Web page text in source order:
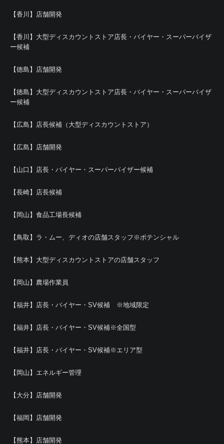
【香川】店舗開発
【香川】大型ディスカウントストア店長・バイヤー・スーパーバイザ
ー候補
【徳島】店舗開発
【徳島】大型ディスカウントストア店長・バイヤー・スーパーバイザ
ー候補
【広島】店長候補（大型ディスカウントストア）
【広島】店舗開発
【山口】店長・バイヤー・スーパーバイザー候補
【長崎】店長候補
【岡山】食品工場長候補
【鳥取】ラ・ムー、ディオの店舗スタッフ※ポテンシャル
【熊本】大型ディスカウントストアの店舗スタッフ
【岡山】農場作業員
【福井】店長・バイヤー・SV候補 ※地域限定
【福井】店長・バイヤー・SV候補※全国型
【福井】店長・バイヤー・SV候補※エリア型
【岡山】エネルギー管理
【大分】店舗開発
【福岡】店舗開発
【熊本】店舗開発